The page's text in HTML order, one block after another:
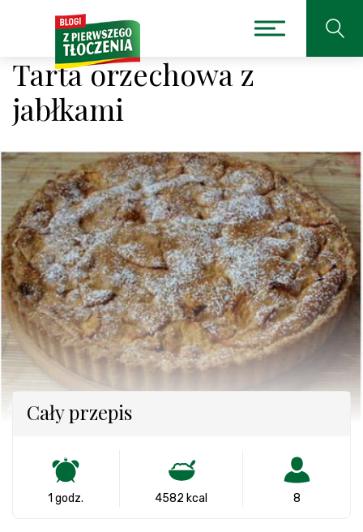
Tarta orzechowa z
jabłkami
Cały przepis
1 godz. 4582 kcal 8